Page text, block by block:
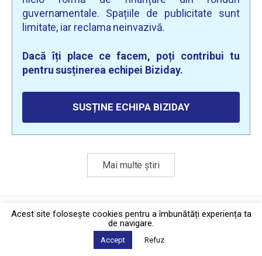
guvernamentale. Spațiile de publicitate sunt
limitate, iar reclama neinvazivă.
Dacă îți place ce facem, poți contribui tu
pentru susținerea echipei Biziday.
SUSȚINE ECHIPA BIZIDAY
Mai multe știri
Politica de confidențialitate·Contact
2026 © Biziday
Acest site foloseşte cookies pentru a îmbunătăți experiența ta
de navigare.
Accept Refuz